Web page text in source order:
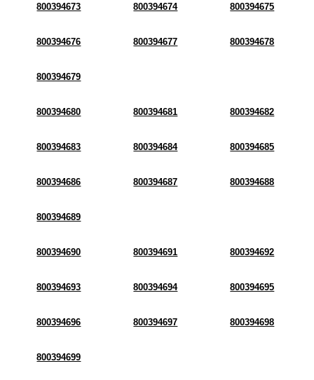
800394673 800394674 800394675
800394676 800394677 800394678
800394679
800394680 800394681 800394682
800394683 800394684 800394685
800394686 800394687 800394688
800394689
800394690 800394691 800394692
800394693 800394694 800394695
800394696 800394697 800394698
800394699